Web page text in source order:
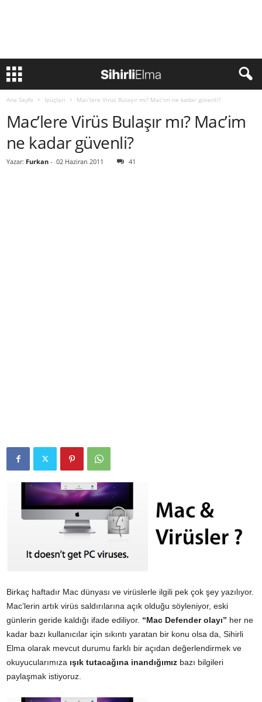
Ana Sayfa İpuçları Mac’lere Virüs Bulaşır mı? Mac’im ne kadar güvenli?
Mac’lere Virüs Bulaşır mı? Mac’im
ne kadar güvenli?
Yazar: Furkan - 02 Haziran 2011 41
Birkaç haftadır Mac dünyası ve virüslerle ilgili pek çok şey yazılıyor.
Mac’lerin artık virüs saldırılarına açık olduğu söyleniyor, eski
günlerin geride kaldığı ifade ediliyor. “Mac Defender olayı” her ne
kadar bazı kullanıcılar için sıkıntı yaratan bir konu olsa da, Sihirli
Elma olarak mevcut durumu farklı bir açıdan değerlendirmek ve
okuyucularımıza ışık tutacağına inandığımız bazı bilgileri
paylaşmak istiyoruz.